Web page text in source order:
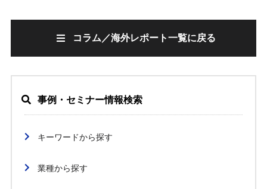
コラム／海外レポート一覧に戻る
事例・セミナー情報検索
キーワードから探す
業種から探す